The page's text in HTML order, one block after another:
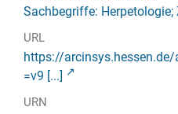
Sachbegriffe: Herpetologie;
URL
https://
=v9 [...]
URN